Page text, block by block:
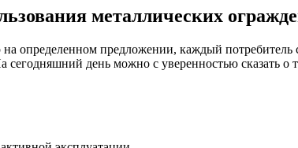
металлических
определенном предложении, каждый
день можно с уверенностью сказать